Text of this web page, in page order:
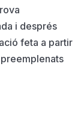
i després
feta a partir